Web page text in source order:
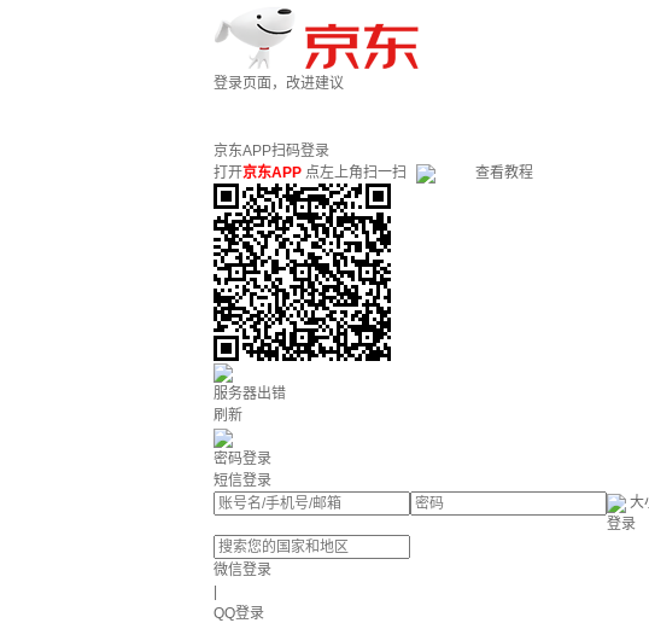
登录页面，改进建议
京东APP扫码登录
打开京东APP 点左上角扫一扫 查看教程
服务器出错
刷新
密码登录
短信登录
大
登录
微信登录
QQ登录